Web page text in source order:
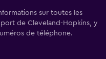
sur toutes les
de Cleveland-Hopkins, y
de téléphone.